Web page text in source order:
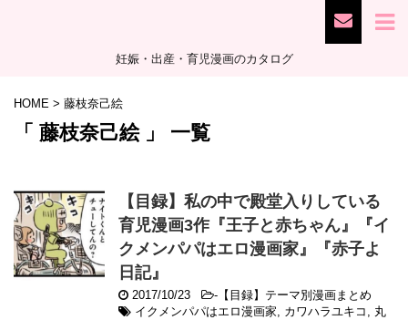
妊娠・出産・育児漫画のカタログ
HOME > 藤枝奈己絵
「 藤枝奈己絵 」 一覧
【目録】私の中で殿堂入りしている
育児漫画3作『王子と赤ちゃん』『イ
クメンパパはエロ漫画家』『赤子よ
日記』
2017/10/23 - 【目録】テーマ別漫画まとめ
イクメンパパはエロ漫画家, カワハラユキコ , 丸